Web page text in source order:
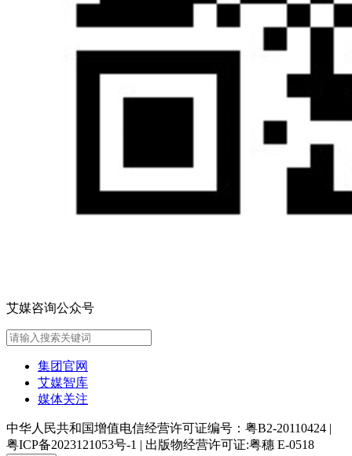
艾媒咨询公众号
集团官网
艾媒智库
媒体关注
中华人民共和国增值电信经营许可证编号：粤B2-20110424 |
粤ICP备2023121053号-1 | 出版物经营许可证:粤穗 E-0518